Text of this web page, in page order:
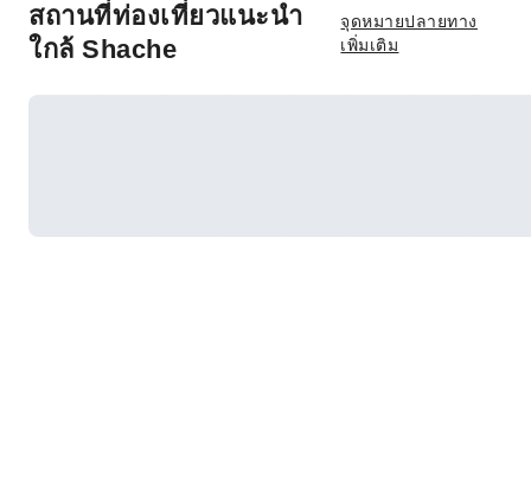
สถานที่ท่องเที่ยวแนะนำ
ใกล้ Shache
จุดหมายปลายทาง
เพิ่มเติม